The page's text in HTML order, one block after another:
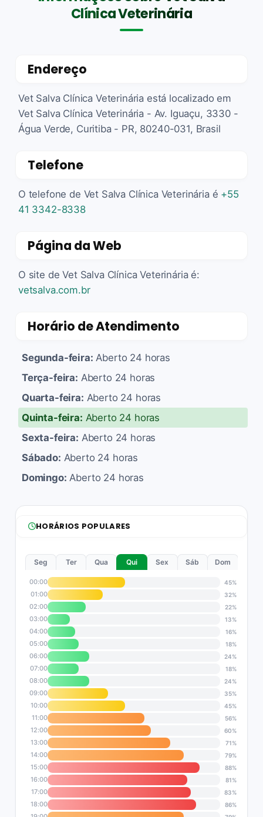
Clínica Veterinária
Endereço
Vet Salva Clínica Veterinária está localizado em
Vet Salva Clínica Veterinária - Av. Iguaçu, 3330 -
Água Verde, Curitiba - PR, 80240-031, Brasil
Telefone
O telefone de Vet Salva Clínica Veterinária é +55
41 3342-8338
Página da Web
O site de Vet Salva Clínica Veterinária é:
vetsalva.com.br
Horário de Atendimento
Segunda-feira: Aberto 24 horas
Terça-feira: Aberto 24 horas
Quarta-feira: Aberto 24 horas
Quinta-feira: Aberto 24 horas
Sexta-feira: Aberto 24 horas
Sábado: Aberto 24 horas
Domingo: Aberto 24 horas
HORÁRIOS POPULARES
Seg Ter Qua Qui Sex Sáb Dom
00:00 45%
01:00 32%
02:00 22%
03:00 13%
04:00 16%
05:00 18%
06:00 24%
07:00 18%
08:00 24%
09:00 35%
10:00 45%
11:00 56%
12:00 60%
13:00 71%
14:00 79%
15:00 88%
16:00 81%
17:00 83%
18:00 86%